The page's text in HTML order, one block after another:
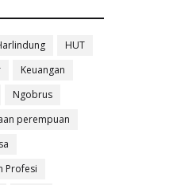
HUT
Keuangan
Ngobrus
perempuan
Profesi